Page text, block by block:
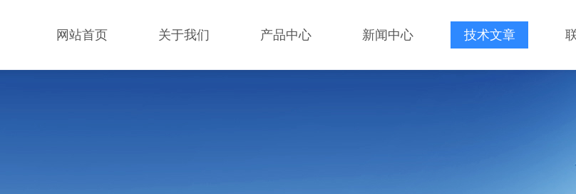
网站首页 关于我们 产品中心 新闻中心 技术文章